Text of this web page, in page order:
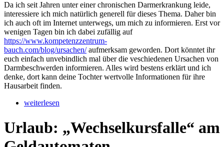
Da ich seit Jahren unter einer chronischen Darmerkrankung leide,
interessiere ich mich natürlich generell für dieses Thema. Daher bin
ich auch oft im Internet unterwegs, um mich zu informieren. Erst vor
wenigen Tagen bin ich dabei zufällig auf
https://www.kompetenzzentrum-
bauch.com/blog/ursachen/aufmerksam geworden. Dort könntet ihr
euch einfach unvebindlich mal über die veschiedenen Ursachen von
Darmbeschwerden informieren. Alles wird bestens erklärt und ich
denke, dort kann deine Tochter wertvolle Informationen für ihre
Hausarbeit finden.
weiterlesen
Urlaub: „Wechselkursfalle“ am